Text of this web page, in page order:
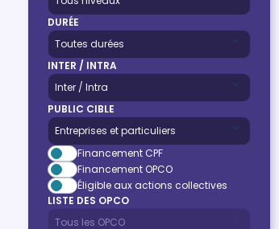
DURÉE
INTER / INTRA
PUBLIC CIBLE
Financement CPF
Financement OPCO
Éligible aux actions collectives
LISTE DES OPCO